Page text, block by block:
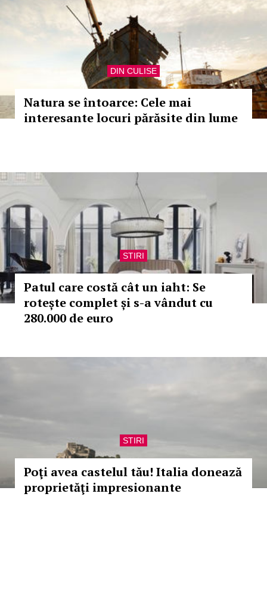
DIN CULISE
Natura se întoarce: Cele mai
interesante locuri părăsite din lume
STIRI
Patul care costă cât un iaht: Se
rotește complet și s-a vândut cu
280.000 de euro
STIRI
Poţi avea castelul tău! Italia donează
proprietăţi impresionante